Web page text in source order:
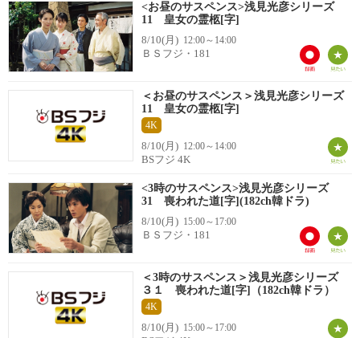
<お昼のサスペンス>浅見光彦シリーズ
11 皇女の霊柩[字]
8/10(月) 12:00～14:00
ＢＳフジ・181
＜お昼のサスペンス＞浅見光彦シリーズ
11 皇女の霊柩[字]
4K
8/10(月) 12:00～14:00
BSフジ 4K
<3時のサスペンス>浅見光彦シリーズ
31 喪われた道[字](182ch韓ドラ)
8/10(月) 15:00～17:00
ＢＳフジ・181
＜3時のサスペンス＞浅見光彦シリーズ
３１ 喪われた道[字]（182ch韓ドラ）
4K
8/10(月) 15:00～17:00